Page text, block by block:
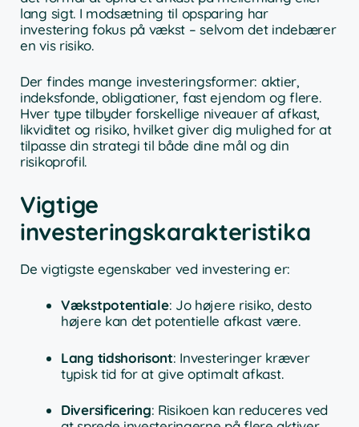
lang sigt. I modsætning til opsparing har
investering fokus på vækst – selvom det indebærer
en vis risiko.
Der findes mange investeringsformer: aktier,
indeksfonde, obligationer, fast ejendom og flere.
Hver type tilbyder forskellige niveauer af afkast,
likviditet og risiko, hvilket giver dig mulighed for at
tilpasse din strategi til både dine mål og din
risikoprofil.
Vigtige
investeringskarakteristika
De vigtigste egenskaber ved investering er:
Vækstpotentiale: Jo højere risiko, desto
højere kan det potentielle afkast være.
Lang tidshorisont: Investeringer kræver
typisk tid for at give optimalt afkast.
Diversificering: Risikoen kan reduceres ved